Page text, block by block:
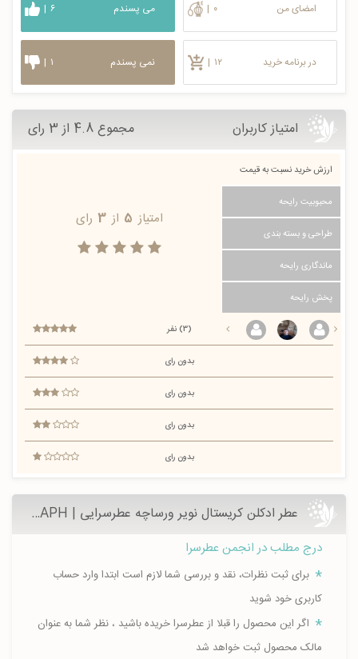
امضای من | ۰
در برنامه خرید | ۱۲
می پسندم | ۶
نمی پسندم | ۱
امتیاز کاربران مجموع 4.8 از 3 رای
ارزش خرید نسبت به قیمت
محبوبیت رایحه
طراحی و بسته بندی
ماندگاری رایحه
پخش رایحه
امتیاز 5 از 3 رای
(3) نفر
بدون رای
بدون رای
بدون رای
بدون رای
عطر ادکلن کریستال نویر ورساچه عطرسرایی | Crystal Noir APH- قیمت و خرید
درج مطلب در انجمن عطرسرا
برای ثبت نظرات، نقد و بررسی شما لازم است ابتدا وارد حساب
کاربری خود شوید
اگر این محصول را قبلا از عطرسرا خریده باشید ، نظر شما به عنوان
مالک محصول ثبت خواهد شد